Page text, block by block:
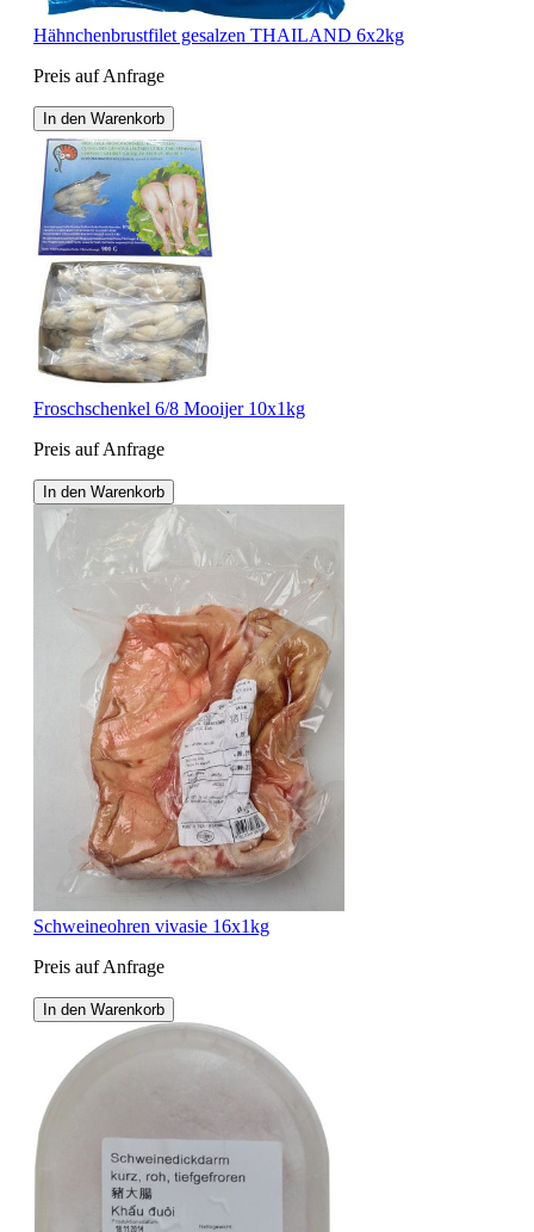
Hähnchenbrustfilet gesalzen THAILAND 6x2kg
Preis auf Anfrage
In den Warenkorb
Froschschenkel 6/8 Mooijer 10x1kg
Preis auf Anfrage
In den Warenkorb
Schweineohren vivasie 16x1kg
Preis auf Anfrage
In den Warenkorb